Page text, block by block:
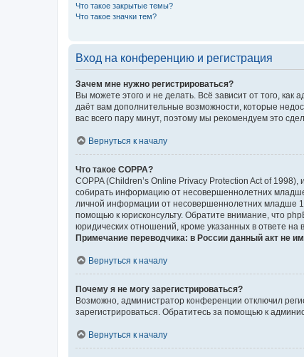
Что такое закрытые темы?
Что такое значки тем?
Вход на конференцию и регистрация
Зачем мне нужно регистрироваться?
Вы можете этого и не делать. Всё зависит от того,
даёт вам дополнительные возможности, которые
вас всего пару минут, поэтому мы рекомендуем это
Вернуться к началу
Что такое COPPA?
COPPA (Children’s Online Privacy Protection Act of
собирать информацию от несовершеннолетних
личной информации от несовершеннолетних младше
помощью к юрисконсульту. Обратите внимание, что
юридических отношений, кроме указанных в ответе на
Примечание переводчика: в России данный акт не
Вернуться к началу
Почему я не могу зарегистрироваться?
Возможно, администратор конференции отключил
зарегистрироваться. Обратитесь за помощью к
Вернуться к началу